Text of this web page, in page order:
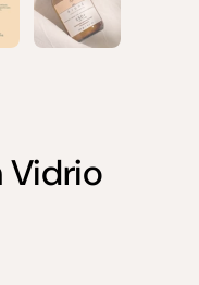
Vidrio